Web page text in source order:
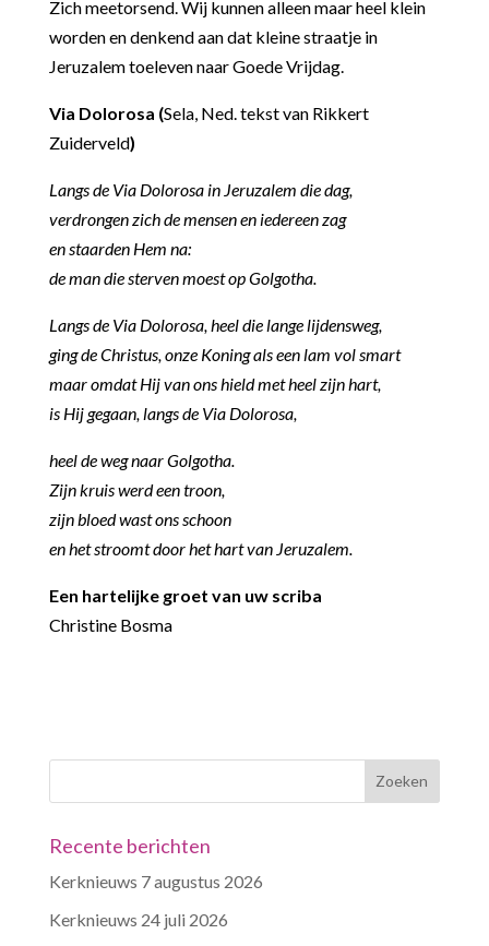
Zich meetorsend. Wij kunnen alleen maar heel klein
worden en denkend aan dat kleine straatje in
Jeruzalem toeleven naar Goede Vrijdag.
Via Dolorosa (Sela, Ned. tekst van Rikkert
Zuiderveld)
Langs de Via Dolorosa in Jeruzalem die dag,
verdrongen zich de mensen en iedereen zag
en staarden Hem na:
de man die sterven moest op Golgotha.
Langs de Via Dolorosa, heel die lange lijdensweg,
ging de Christus, onze Koning als een lam vol smart
maar omdat Hij van ons hield met heel zijn hart,
is Hij gegaan, langs de Via Dolorosa,
heel de weg naar Golgotha.
Zijn kruis werd een troon,
zijn bloed wast ons schoon
en het stroomt door het hart van Jeruzalem.
Een hartelijke groet van uw scriba
Christine Bosma
Recente berichten
Kerknieuws 7 augustus 2026
Kerknieuws 24 juli 2026